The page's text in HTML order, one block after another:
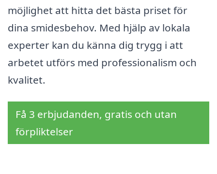
möjlighet att hitta det bästa priset för
dina smidesbehov. Med hjälp av lokala
experter kan du känna dig trygg i att
arbetet utförs med professionalism och
kvalitet.
Få 3 erbjudanden, gratis och utan
förpliktelser